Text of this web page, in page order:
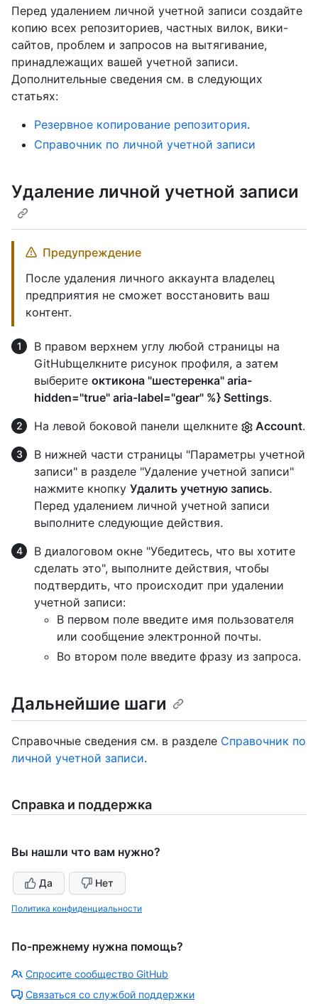
Перед удалением личной учетной записи создайте
копию всех репозиториев, частных вилок, вики-
сайтов, проблем и запросов на вытягивание,
принадлежащих вашей учетной записи.
Дополнительные сведения см. в следующих
статьях:
Резервное копирование репозитория.
Справочник по личной учетной записи
Удаление личной учетной записи
Предупреждение
После удаления личного аккаунта владелец
предприятия не сможет восстановить ваш
контент.
В правом верхнем углу любой страницы на
GitHubщелкните рисунок профиля, а затем
выберите октикона "шестеренка" aria-
hidden="true" aria-label="gear" %} Settings.
На левой боковой панели щелкните
Account.
В нижней части страницы "Параметры учетной
записи" в разделе "Удаление учетной записи"
нажмите кнопку Удалить учетную запись.
Перед удалением личной учетной записи
выполните следующие действия.
В диалоговом окне "Убедитесь, что вы хотите
сделать это", выполните действия, чтобы
подтвердить, что происходит при удалении
учетной записи:
В первом поле введите имя пользователя
или сообщение электронной почты.
Во втором поле введите фразу из запроса.
Дальнейшие шаги
Справочные сведения см. в разделе Справочник по
личной учетной записи.
Справка и поддержка
Вы нашли что вам нужно?
Да Нет
Политика конфиденциальности
По-прежнему нужна помощь?
Спросите сообщество GitHub
Связаться со службой поддержки